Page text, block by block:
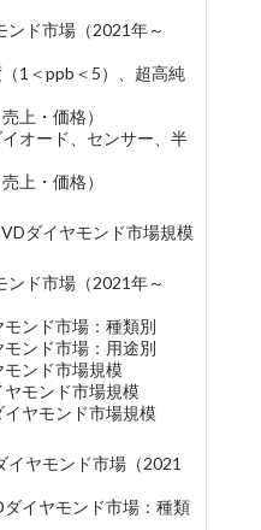
ド市場（2021年～
1＜ppb＜5）、超高純
上・価格）
オード、センサー、半
上・価格）
ダイヤモンド市場規模
ド市場（2021年～
ンド市場：種類別
ンド市場：用途別
ンド市場規模
モンド市場規模
ヤモンド市場規模
イヤモンド市場（2021
イヤモンド市場：種類